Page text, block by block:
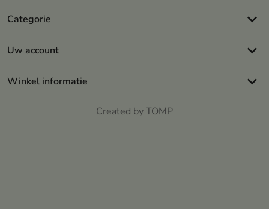
Categorie keyboard_arrow_down
Uw account keyboard_arrow_down
Winkel informatie keyboard_arrow_down
Created by TOMP